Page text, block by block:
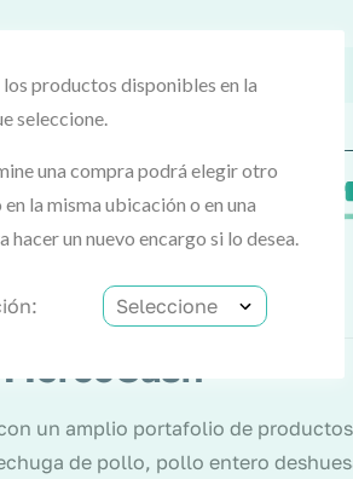
productos disponibles en la
seleccione.
una compra podrá elegir otro
la misma ubicación o en una
hacer un nuevo encargo si lo desea.
Preguntas frecuentes
MercoCash
un amplio portafolio de
de pollo, pollo entero